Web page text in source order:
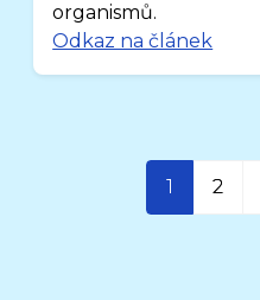
organismů.
Odkaz na článek
1 2